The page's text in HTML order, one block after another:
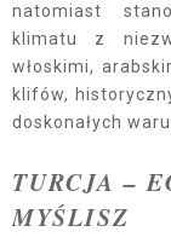
natomiast
klimatu z
włoskimi,
klifów,
doskonałych
TURCJA –
MYŚLISZ